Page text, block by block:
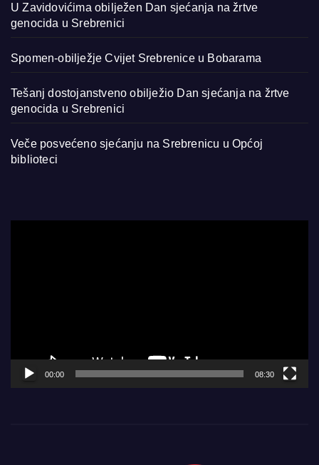
U Zavidovićima obilježen Dan sjećanja na žrtve
genocida u Srebrenici
Spomen-obilježje Cvijet Srebrenice u Bobarama
Tešanj dostojanstveno obilježio Dan sjećanja na žrtve
genocida u Srebrenici
Veče posvećeno sjećanju na Srebrenicu u Općoj
biblioteci
00:00 08:30